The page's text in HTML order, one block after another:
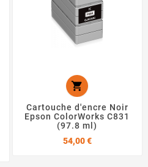

Cartouche d'encre Noir
Epson ColorWorks C831
(97.8 ml)
54,00 €Prix